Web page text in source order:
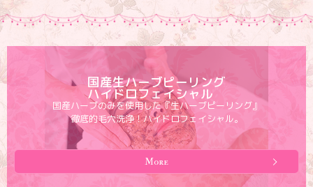
国産生ハーブピーリング
ハイドロフェイシャル
国産ハーブのみを使用した『生ハーブピーリング』
徹底的毛穴洗浄！ハイドロフェイシャル。
More